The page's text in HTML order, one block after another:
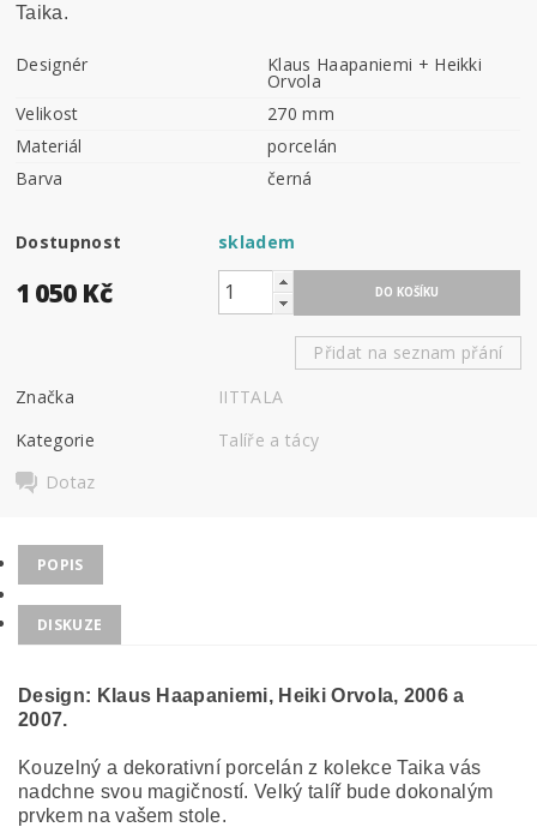
Taika.
Designér Klaus Haapaniemi + Heikki
Orvola
Velikost
270 mm
Materiál
porcelán
Barva
černá
Dostupnost skladem
1 050 Kč
Přidat na seznam přání
Značka
IITTALA
Kategorie
Talíře a tácy
Dotaz
POPIS
DISKUZE
Design: Klaus Haapaniemi, Heiki Orvola, 2006 a
2007.
Kouzelný a dekorativní porcelán z kolekce Taika vás
nadchne svou magičností. Velký talíř bude dokonalým
prvkem na vašem stole.